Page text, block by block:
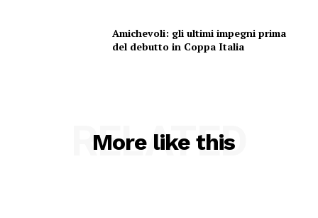
Amichevoli: gli ultimi impegni prima
del debutto in Coppa Italia
More like this
RELATED